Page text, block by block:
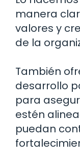
manera
valores y
de la
También
desarrollo
para
estén
puedan